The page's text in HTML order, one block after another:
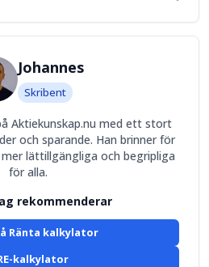
Johannes
Skribent
Aktiekunskap.nu med ett stort
och sparande. Han brinner för
lättillgängliga och begripliga
för alla.
rekommenderar
Ränta kalkylator
kalkylator